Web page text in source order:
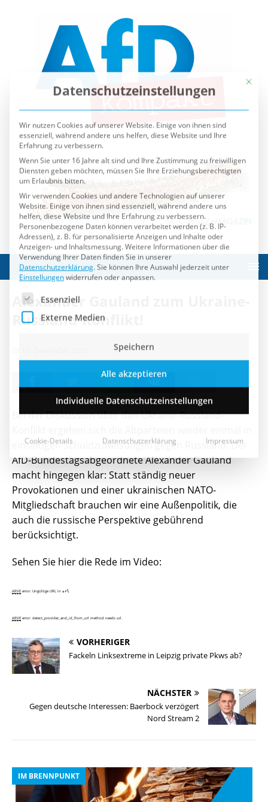
Alexander Gauland zum Ukraine-
Russland-Konflikt!
Bei der Diskussion über den Ukraine-Russland-
einseitigen Schuldzuweisungen gegen Russland. Der
AfD-Bundestagsabgeordnete Alexander Gauland
macht hingegen klar: Statt ständig neuer
Provokationen und einer ukrainischen NATO-
Mitgliedschaft brauchen wir eine Außenpolitik, die
auch die russische Perspektive gebührend
berücksichtigt.
Sehen Sie hier die Rede im Video:
ARVE error: Ungültige URL in url
ARVE error: detect_provider_and_id_from_url method needs url.
VORHERIGER
Fackeln Linksextreme in Leipzig private Pkws ab?
NÄCHSTER
Gegen deutsche Interessen: Baerbock verzögert
Nord Stream 2
IM BRENNPUNKT
Datenschutzeinstellungen
Wir nutzen Cookies auf unserer Website. Einige von ihnen sind
essenziell, während andere uns helfen, diese Website und Ihre
Wenn Sie unter 16 Jahre alt sind und Ihre Zustimmung zu freiwilligen
Diensten geben möchten, müssen Sie Ihre Erziehungsberechtigten
Wir verwenden Cookies und andere Technologien auf unserer
Website. Einige von ihnen sind essenziell, während andere uns
Personenbezogene Daten können verarbeitet werden (z. B. IP-
Adressen), z. B. für personalisierte Anzeigen und Inhalte oder
Anzeigen- und Inhaltsmessung.
Verwendung Ihrer Daten finden Sie in unserer
Datenschutzerklärung.Sie können Ihre Auswahl jederzeit unter
Einstellungenwiderrufen oder anpassen.
Es folgt eine Liste der Service-Gruppen, für die eine
Essenziell
Externe Medien
Speichern
Datenschutzerklärung